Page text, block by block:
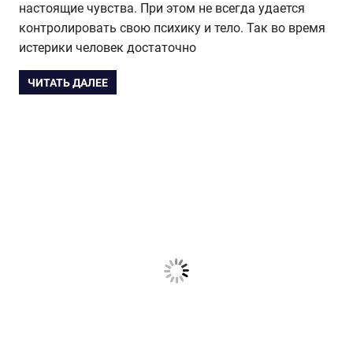
настоящие чувства. При этом не всегда удается
контролировать свою психику и тело. Так во время
истерики человек достаточно
ЧИТАТЬ ДАЛЕЕ